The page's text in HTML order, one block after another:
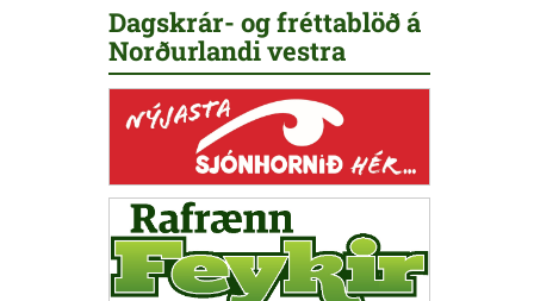
Dagskrár- og fréttablöð á
Norðurlandi vestra